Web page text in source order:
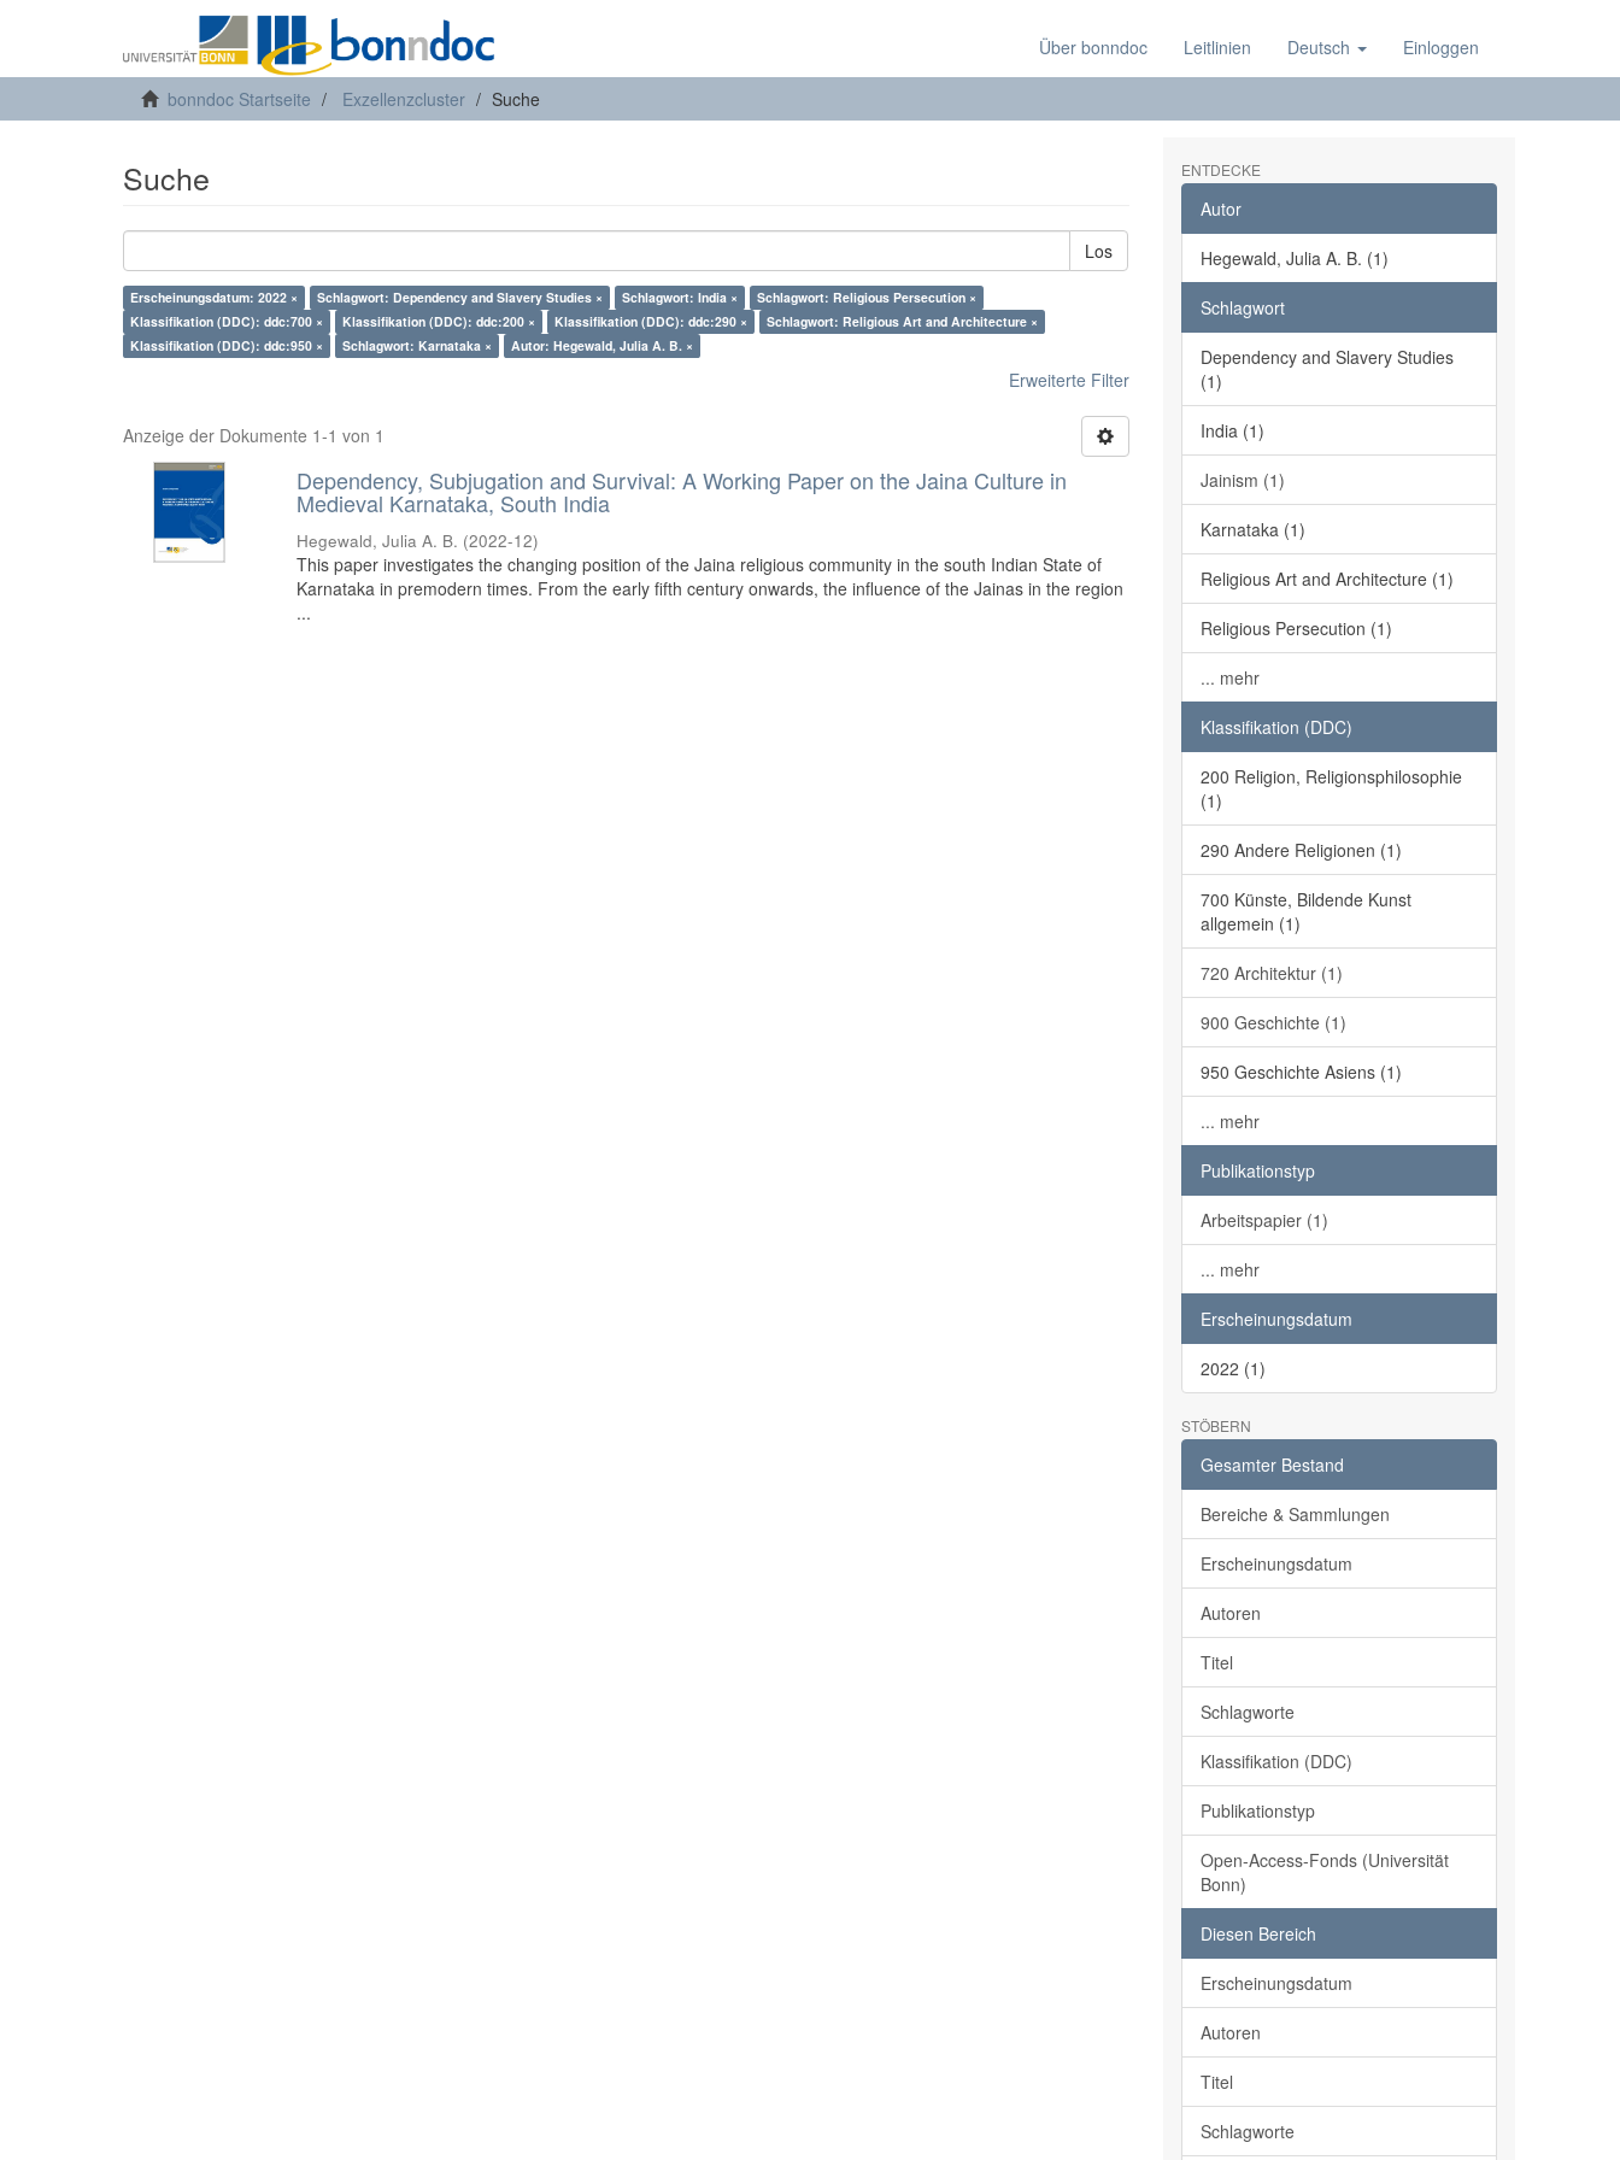
Über bonndoc Leitlinien Deutsch Einloggen
bonndoc Startseite Exzellenzcluster Suche
Suche
Los
Erscheinungsdatum: 2022 × Schlagwort: Dependency and Slavery Studies × Schlagwort: India ×
Schlagwort: Religious Persecution ×
Klassifikation (DDC): ddc:700 ×
Klassifikation (DDC): ddc:200 × Klassifikation (DDC): ddc:290 ×
Schlagwort: Religious Art and Architecture ×
Klassifikation (DDC): ddc:950 ×
Schlagwort: Karnataka × Autor: Hegewald, Julia A. B. ×
Erweiterte Filter
Anzeige der Dokumente 1-1 von 1
Dependency, Subjugation and Survival: A Working Paper on the Jaina Culture in
Medieval Karnataka, South India
Hegewald, Julia A. B. (2022-12)
This paper investigates the changing position of the Jaina religious community in the south Indian State of
Karnataka in premodern times. From the early fifth century onwards, the influence of the Jainas in the region
...
ENTDECKE
Autor
Hegewald, Julia A. B. (1)
Schlagwort
Dependency and Slavery Studies
(1)
India (1)
Jainism (1)
Karnataka (1)
Religious Art and Architecture (1)
Religious Persecution (1)
... mehr
Klassifikation (DDC)
200 Religion, Religionsphilosophie
(1)
290 Andere Religionen (1)
700 Künste, Bildende Kunst
allgemein (1)
720 Architektur (1)
900 Geschichte (1)
950 Geschichte Asiens (1)
... mehr
Publikationstyp
Arbeitspapier (1)
... mehr
Erscheinungsdatum
2022 (1)
STÖBERN
Gesamter Bestand
Bereiche & Sammlungen
Erscheinungsdatum
Autoren
Titel
Schlagworte
Klassifikation (DDC)
Publikationstyp
Open-Access-Fonds (Universität
Bonn)
Diesen Bereich
Erscheinungsdatum
Autoren
Titel
Schlagworte